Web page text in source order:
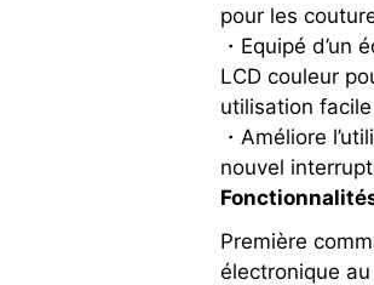
pour les
・Equipé d’un
LCD couleur
utilisation
・Améliore
nouvel
Première
électronique